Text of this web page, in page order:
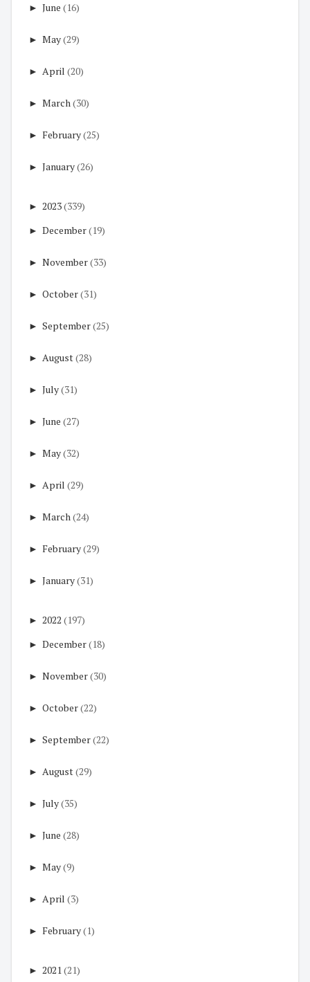
► June (16)
► May(29)
► April (20)
► March(30)
► February(25)
► January(26)
► 2023(339)
► December(19)
► November(33)
► October(31)
► September(25)
► August(28)
► July(31)
► June (27)
► May(32)
► April (29)
► March(24)
► February(29)
► January(31)
► 2022 (197)
► December(18)
► November(30)
► October(22)
► September(22)
► August(29)
► July(35)
► June (28)
► May(9)
► April (3)
► February(1)
► 2021 (21)